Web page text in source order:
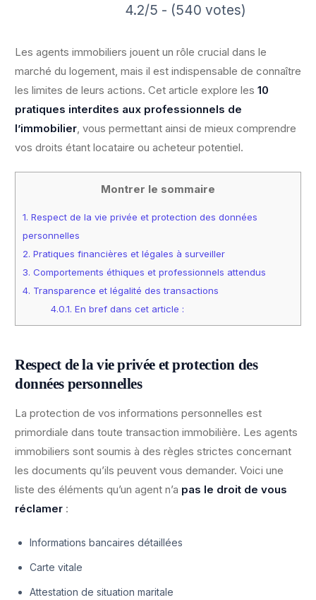
4.2/5 - (540 votes)
Les agents immobiliers jouent un rôle crucial dans le
marché du logement, mais il est indispensable de connaître
les limites de leurs actions. Cet article explore les 10
pratiques interdites aux professionnels de
l’immobilier, vous permettant ainsi de mieux comprendre
vos droits étant locataire ou acheteur potentiel.
Montrer le sommaire
1. Respect de la vie privée et protection des données
personnelles
2. Pratiques financières et légales à surveiller
3. Comportements éthiques et professionnels attendus
4. Transparence et légalité des transactions
4.0.1. En bref dans cet article :
Respect de la vie privée et protection des
données personnelles
La protection de vos informations personnelles est
primordiale dans toute transaction immobilière. Les agents
immobiliers sont soumis à des règles strictes concernant
les documents qu’ils peuvent vous demander. Voici une
liste des éléments qu’un agent n’a pas le droit de vous
réclamer :
Informations bancaires détaillées
Carte vitale
Attestation de situation maritale